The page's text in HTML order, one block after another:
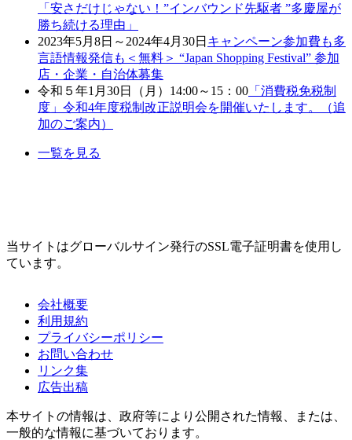
「安さだけじゃない！”インバウンド先駆者 ”多慶屋が
勝ち続ける理由」
2023年5月8日～2024年4月30日 キャンペーン参加費も多
言語情報発信も＜無料＞ “Japan Shopping Festival” 参加
店・企業・自治体募集
令和５年1月30日（月）14:00～15：00 「消費税免税制
度」令和4年度税制改正説明会を開催いたします。（追
加のご案内）
一覧を見る
当サイトはグローバルサイン発行のSSL電子証明書を使用し
ています。
会社概要
利用規約
プライバシーポリシー
お問い合わせ
リンク集
広告出稿
本サイトの情報は、政府等により公開された情報、または、
一般的な情報に基づいております。